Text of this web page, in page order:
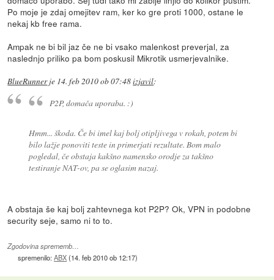
Po moje je zdaj omejitev ram, ker ko gre proti 1000, ostane le
nekaj kb free rama.
Ampak ne bi bil jaz če ne bi vsako malenkost preverjal, za
naslednjo priliko pa bom poskusil Mikrotik usmerjevalnike.
BlueRunnerje 14. feb 2010 ob 07:48izjavil:
P2P, domača uporaba. :)
Hmm... škoda. Če bi imel kaj bolj otipljivega v rokah, potem bi
bilo lažje ponoviti teste in primerjati rezultate. Bom malo
pogledal, če obstaja kakšno namensko orodje za takšno
testiranje NAT-ov, pa se oglasim nazaj.
A obstaja še kaj bolj zahtevnega kot P2P? Ok, VPN in podobne
security seje, samo ni to to.
Zgodovina sprememb…
spremenilo:ABX(14. feb 2010 ob 12:17)